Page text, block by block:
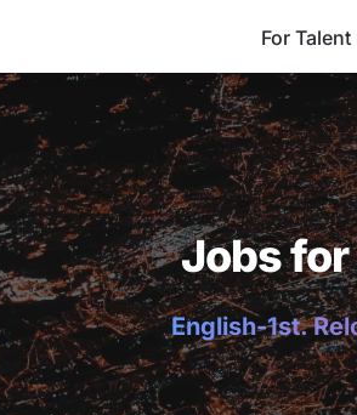
For Talent
Jobs
English-1st.